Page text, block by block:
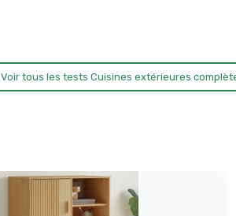
Voir tous les tests Cuisines extérieures